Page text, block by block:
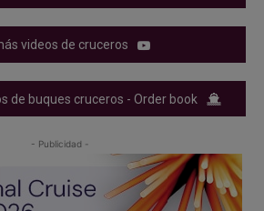
videos de cruceros
de buques cruceros - Order book
- Publicidad -